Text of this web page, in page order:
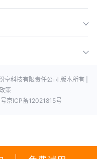
享科技有限责任公司 版本所有 |
策
京ICP备12021815号